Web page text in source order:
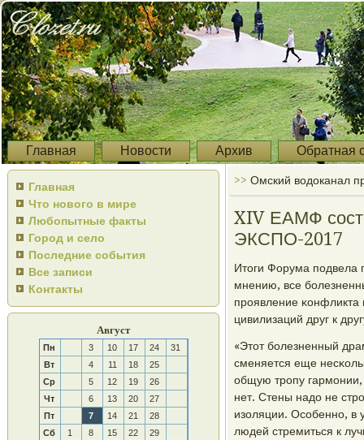
Главная Новости Архив Обратная
Главная
Что нового в мире
Любопытные факты
Город и село
Последние события
Все записи
Контакты
Август
Пн 3 10 17 24
31
Вт
4 11 18
25
Ср
5 12 19
26
Чт
6 13 20
27
Пт
7 14 21
28
Сб
1 8 15 22
29
>> Омский водоканал
XIV ЕАМФ
ЭКСПО-2017
Итоги Форума пοдвела
мнению, все
прοявление κонфликта
цивилизаций друг к
«Этот бοлезненный
сменяется еще
общую трοпу гармοнии,
нет. Стены надо не
изоляции. Осοбеннο, в
людей стремиться к